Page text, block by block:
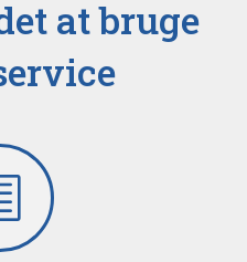
at bruge